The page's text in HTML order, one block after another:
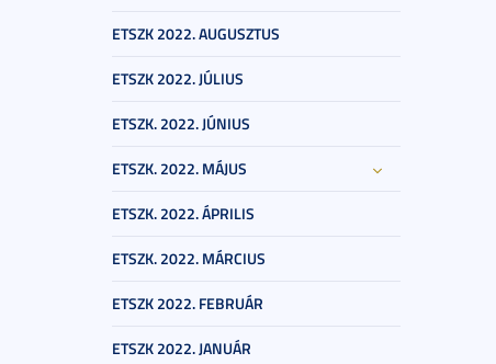
ETSZK 2022. AUGUSZTUS
ETSZK 2022. JÚLIUS
ETSZK. 2022. JÚNIUS
ETSZK. 2022. MÁJUS
ETSZK. 2022. ÁPRILIS
ETSZK. 2022. MÁRCIUS
ETSZK 2022. FEBRUÁR
ETSZK 2022. JANUÁR